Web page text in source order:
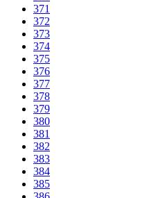
371
372
373
374
375
376
377
378
379
380
381
382
383
384
385